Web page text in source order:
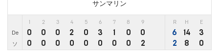
サンマリン
2 3 4 5 6 7 8 9 R H E
De 0 0 0 2 0 3 1 0 0 6 14 3
ソ 0 0 0 0 0 0 0 0 2 2 8 0